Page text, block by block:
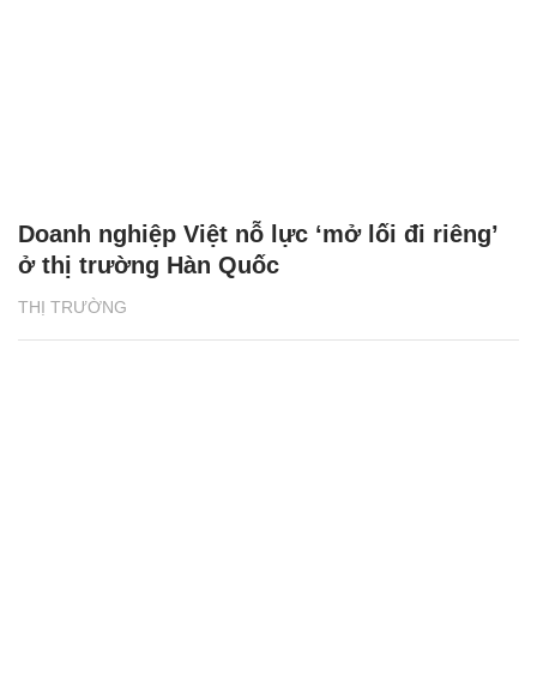
THỊ TRƯỜNG
Doanh nghiệp Việt nỗ lực ‘mở lối đi riêng’
ở thị trường Hàn Quốc